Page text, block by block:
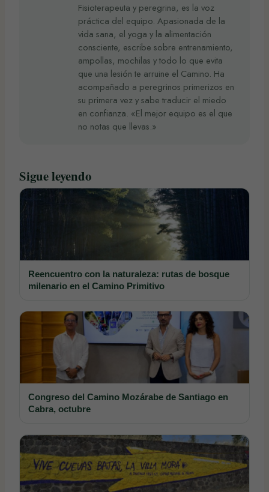
Fisioterapeuta y peregrina, es la voz
práctica del equipo. Apasionada de la
vida sana, el yoga y la alimentación
consciente, escribe sobre entrenamiento,
ampollas, mochilas y todo lo que evita
que una lesión te arruine el Camino. Ha
acompañado a peregrinos primerizos en
su primera vez y sabe traducir el miedo
en confianza. «El mejor equipo es el que
no notas que llevas.»
Sigue leyendo
Reencuentro con la naturaleza: rutas de bosque
milenario en el Camino Primitivo
Congreso del Camino Mozárabe de Santiago en
Cabra, octubre